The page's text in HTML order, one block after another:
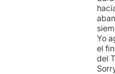
Yo
el
del